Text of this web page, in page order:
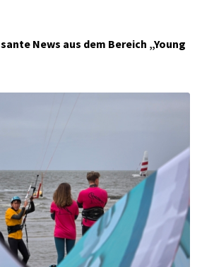
News aus dem Bereich „Young